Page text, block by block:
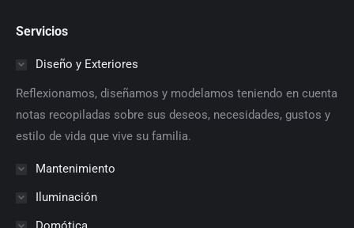
Servicios
Diseño y Exteriores
Reflexionamos, diseñamos y modelamos teniendo en cuenta
notas recopiladas sobre sus deseos, necesidades, gustos y
estilo de vida que vive su familia.
Mantenimiento
Iluminación